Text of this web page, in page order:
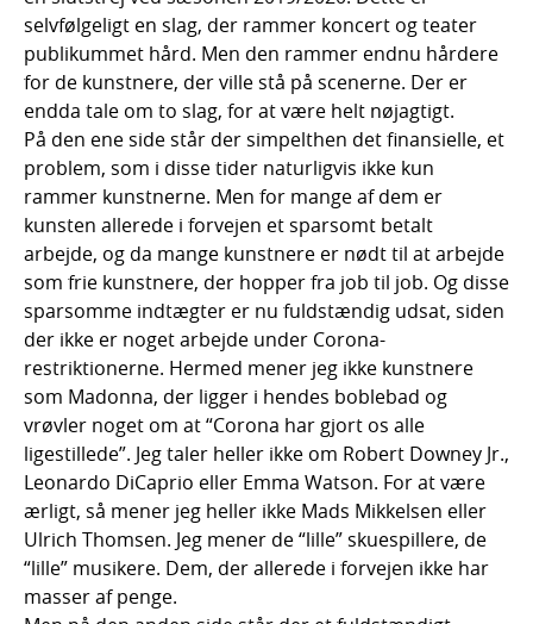
selvfølgeligt en slag, der rammer koncert og teater
publikummet hård. Men den rammer endnu hårdere
for de kunstnere, der ville stå på scenerne. Der er
endda tale om to slag, for at være helt nøjagtigt.
På den ene side står der simpelthen det finansielle, et
problem, som i disse tider naturligvis ikke kun
rammer kunstnerne. Men for mange af dem er
kunsten allerede i forvejen et sparsomt betalt
arbejde, og da mange kunstnere er nødt til at arbejde
som frie kunstnere, der hopper fra job til job. Og disse
sparsomme indtægter er nu fuldstændig udsat, siden
der ikke er noget arbejde under Corona-
restriktionerne. Hermed mener jeg ikke kunstnere
som Madonna, der ligger i hendes boblebad og
vrøvler noget om at “Corona har gjort os alle
ligestillede”. Jeg taler heller ikke om Robert Downey Jr.,
Leonardo DiCaprio eller Emma Watson. For at være
ærligt, så mener jeg heller ikke Mads Mikkelsen eller
Ulrich Thomsen. Jeg mener de “lille” skuespillere, de
“lille” musikere. Dem, der allerede i forvejen ikke har
masser af penge.